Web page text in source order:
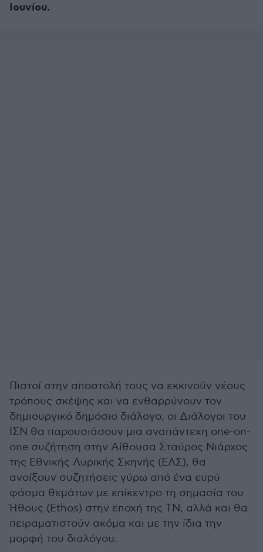
Ιουνίου.
Πιστοί στην αποστολή τους να εκκινούν νέους
τρόπους σκέψης και να ενθαρρύνουν τον
δημιουργικό δημόσιο διάλογο, οι Διάλογοι του
ΙΣΝ θα παρουσιάσουν μια αναπάντεχη one-on-
one συζήτηση στην Αίθουσα Σταύρος Νιάρχος
της Εθνικής Λυρικής Σκηνής (ΕΛΣ), θα
ανοίξουν συζητήσεις γύρω από ένα ευρύ
φάσμα θεμάτων με επίκεντρο τη σημασία του
Ήθους (Ethos) στην εποχή της ΤΝ, αλλά και θα
πειραματιστούν ακόμα και με την ίδια την
μορφή του διαλόγου.